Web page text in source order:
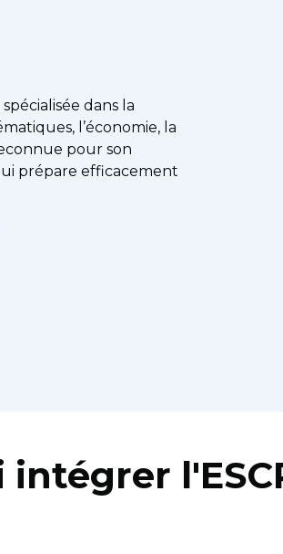
dans la
l’économie, la
pour son
prépare efficacement